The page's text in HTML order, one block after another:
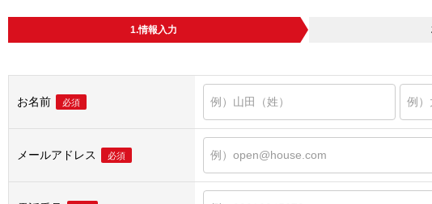
1.情報入力
お名前 必須
メールアドレス 必須